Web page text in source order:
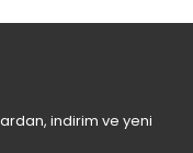
indirim ve yeni